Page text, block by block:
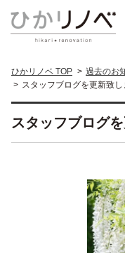
ひかリノベ TOP
過去のお
スタッフブログを更新致し
スタッフブログ